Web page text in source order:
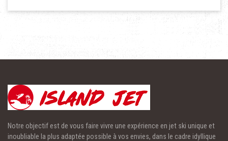
Notre objectif est de vous faire vivre une expérience en jet ski unique et
inoubliable la plus adaptée possible à vos envies, dans le cadre idyllique